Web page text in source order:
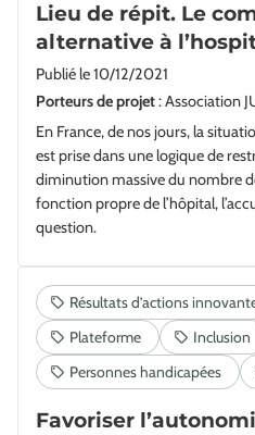
Lieu de répit. Le
alternative à
Publié le10/12/2021
Porteurs de projet: Association
En France, de nos jours, la
est prise dans une logique de
diminution massive du nombre
fonction propre de l’hôpital,
question.
Favoriser